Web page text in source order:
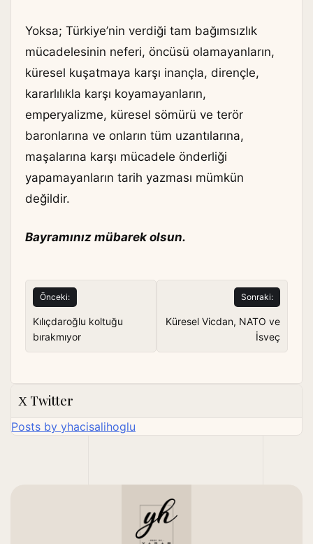
Yoksa; Türkiye’nin verdiği tam bağımsızlık
mücadelesinin neferi, öncüsü olamayanların,
küresel kuşatmaya karşı inançla, dirençle,
kararlılıkla karşı koyamayanların,
emperyalizme, küresel sömürü ve terör
baronlarına ve onların tüm uzantılarına,
maşalarına karşı mücadele önderliği
yapamayanların tarih yazması mümkün
değildir.
Bayramınız mübarek olsun.
Yazı
gezinmesi
Önceki:
Kılıçdaroğlu koltuğu
bırakmıyor
Sonraki:
Küresel Vicdan, NATO ve
İsveç
Twitter
Posts by yhacisalihoglu